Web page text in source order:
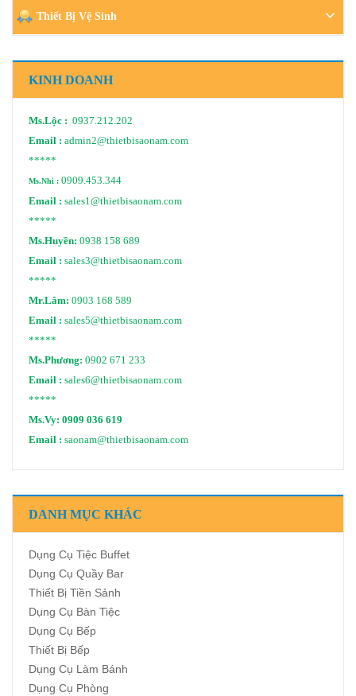
Thiết Bị Vệ Sinh
KINH DOANH
Ms.Lộc : 0937.212.202
Email : admin2@thietbisaonam.com
*****
Ms.Nhi : 0909.453.344
Email : sales1@thietbisaonam.com
*****
Ms.Huyền: 0938 158 689
Email : sales3@thietbisaonam.com
*****
Mr.Lâm: 0903 168 589
Email : sales5@thietbisaonam.com
*****
Ms.Phương: 0902 671 233
Email : sales6@thietbisaonam.com
*****
Ms.Vy: 0909 036 619
Email : saonam@thietbisaonam.com
DANH MỤC KHÁC
Dụng Cụ Tiệc Buffet
Dụng Cụ Quầy Bar
Thiết Bị Tiền Sảnh
Dụng Cụ Bàn Tiệc
Dụng Cụ Bếp
Thiết Bị Bếp
Dụng Cụ Làm Bánh
Dụng Cụ Phòng